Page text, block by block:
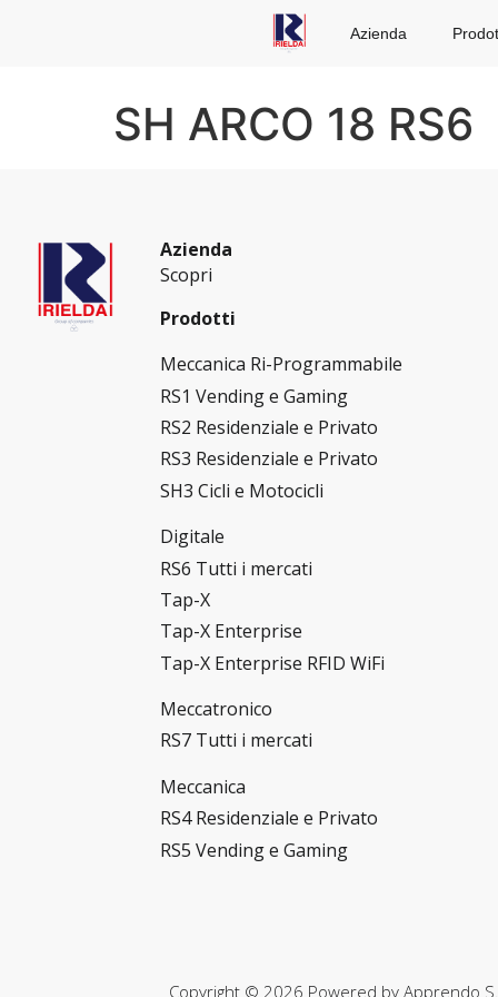
Azienda
SH ARCO 18 RS6
Azienda
Scopri
Prodotti
Meccanica Ri-Programmabile
RS1 Vending e Gaming
RS2 Residenziale e Privato
RS3 Residenziale e Privato
SH3 Cicli e Motocicli
Digitale
RS6 Tutti i mercati
Tap-X
Tap-X Enterprise
Tap-X Enterprise RFID WiFi
Meccatronico
RS7 Tutti i mercati
Meccanica
RS4 Residenziale e Privato
RS5 Vending e Gaming
Copyright © 2026 Powered byApprendo